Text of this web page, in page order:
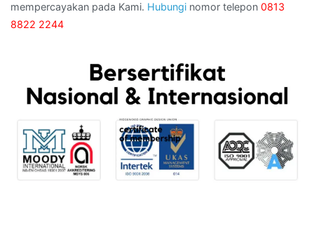
mempercayakan pada Kami. Hubungi nomor telepon 0813
8822 2244